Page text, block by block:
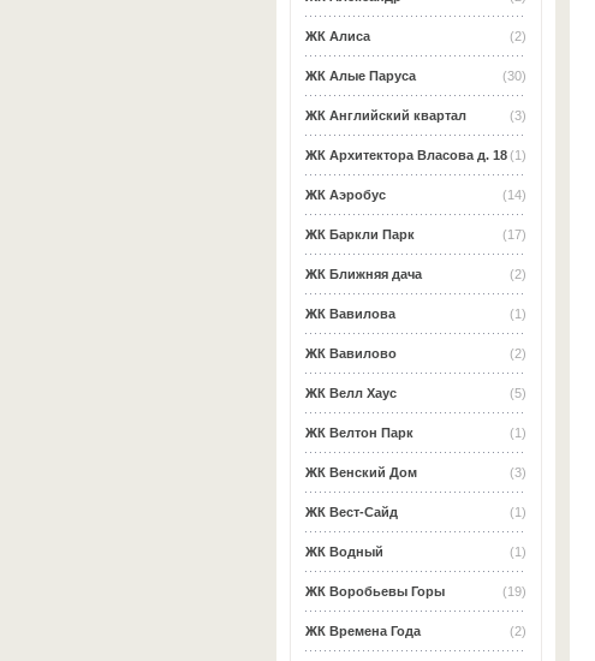
(2)
ЖК Алиса
(30)
ЖК Алые Паруса
(3)
ЖК Английский квартал
(1)
ЖК Архитектора Власова д. 18
(14)
ЖК Аэробус
(17)
ЖК Баркли Парк
(2)
ЖК Ближняя дача
(1)
ЖК Вавилова
(2)
ЖК Вавилово
(5)
ЖК Велл Хаус
(1)
ЖК Велтон Парк
(3)
ЖК Венский Дом
(1)
ЖК Вест-Сайд
(1)
ЖК Водный
(19)
ЖК Воробьевы Горы
(2)
ЖК Времена Года